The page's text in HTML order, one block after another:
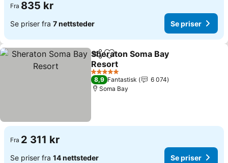
Fra 835 kr
Se priser fra 7 nettsteder Se priser
Del Legg til i favoritter
Sheraton Soma Bay
Resort
Se priser
5 Stjerner
8,9 Fantastisk
6 074
Soma Bay
Fra 2 311 kr
Se priser fra 14 nettsteder Se priser